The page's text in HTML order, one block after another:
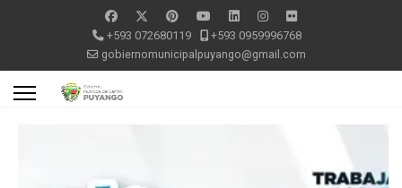
+593 072680119
+593 0959996768
gobiernomunicipalpuyango@gmail.com